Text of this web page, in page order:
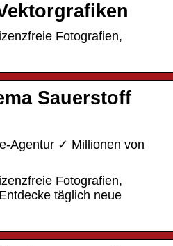
Fotografien,
Sauerstoff
Agentur ✓ Millionen von
Fotografien,
täglich neue